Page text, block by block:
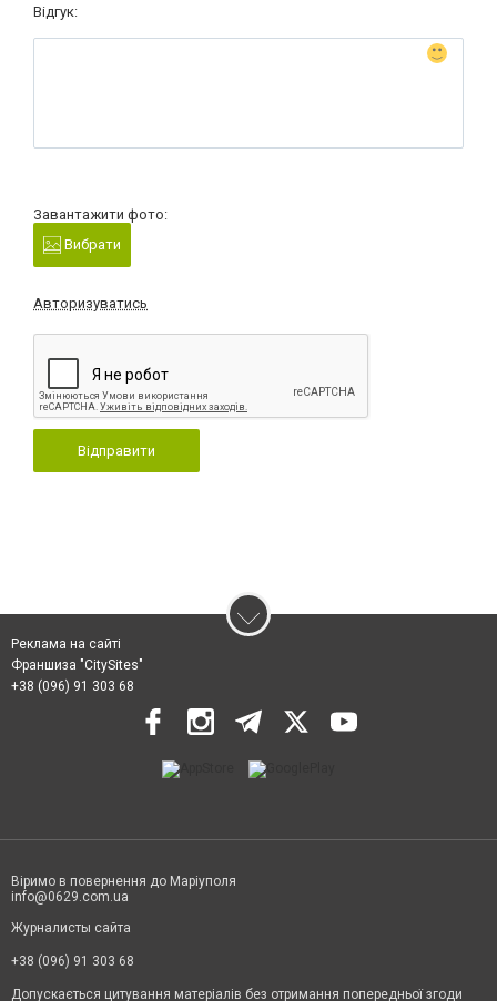
Відгук:
Завантажити фото:
Вибрати
Авторизуватись
Відправити
Реклама на сайті
Франшиза "CitySites"
+38 (096) 91 303 68
Віримо в повернення до Маріуполя
info@0629.com.ua
Журналисты сайта
+38 (096) 91 303 68
Допускається цитування матеріалів без отримання попередньої згоди